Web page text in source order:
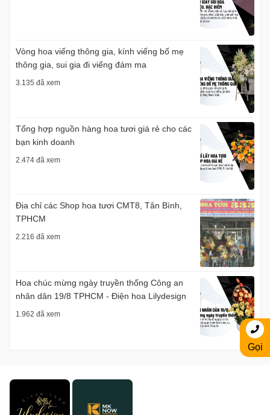
Vòng hoa viếng thông gia, kính viếng bố mẹ
thông gia, sui gia đi viếng đám ma
3.135 đã xem
Tổng hợp nguồn hàng hoa tươi giá rẻ cho các
bạn kinh doanh
2.474 đã xem
Địa chỉ các Shop hoa tươi CMT8, Tân Bình,
TPHCM
2.216 đã xem
Hoa chúc mừng ngày truyền thống Công an
nhân dân 19/8 TPHCM - Điện hoa Lilydesign
1.962 đã xem
Gọi